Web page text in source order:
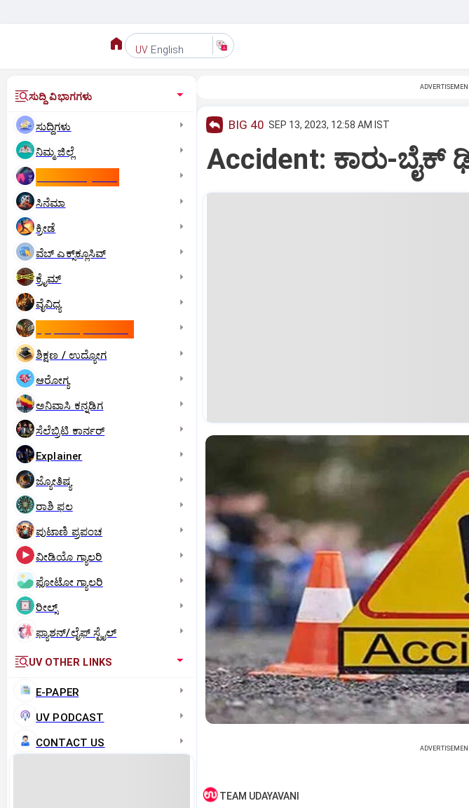
UV English
ಸುದ್ದಿ ವಿಭಾಗಗಳು
ಸುದ್ದಿಗಳು
ನಿಮ್ಮ ಜಿಲ್ಲೆ
ಸಿನೆಮಾ
ಕ್ರೀಡೆ
ವೆಬ್ ಎಕ್ಸ್‌ಕ್ಲೂಸಿವ್
ಕ್ರೈಮ್
ವೈವಿಧ್ಯ
ಶಿಕ್ಷಣ / ಉದ್ಯೋಗ
ಆರೋಗ್ಯ
ಅನಿವಾಸಿ ಕನ್ನಡಿಗ
ಸೆಲೆಬ್ರಿಟಿ ಕಾರ್ನರ್‌
Explainer
ಜ್ಯೋತಿಷ್ಯ
ರಾಶಿ ಫಲ
ಪುಟಾಣಿ ಪ್ರಪಂಚ
ವೀಡಿಯೊ ಗ್ಯಾಲರಿ
ಫೋಟೋ ಗ್ಯಾಲರಿ
ರೀಲ್ಸ್
ಫ್ಯಾಶನ್/ಲೈಫ್‌ ಸ್ಟೈಲ್
UV OTHER LINKS
E-PAPER
UV PODCAST
CONTACT US
BIG 40 SEP 13, 2023, 12:58 AM IST
Accident: ಕಾರು-ಬೈಕ್‌
TEAM UDAYAVANI